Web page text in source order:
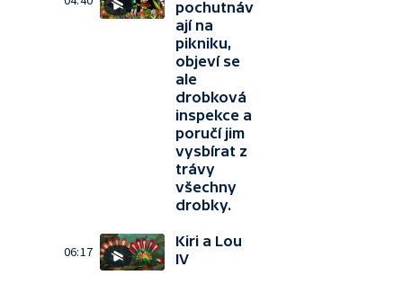
pochutnáv
ají na
pikniku,
objeví se
ale
drobková
inspekce a
poručí jim
vysbírat z
trávy
všechny
drobky.
06:17
Kiri a Lou
IV